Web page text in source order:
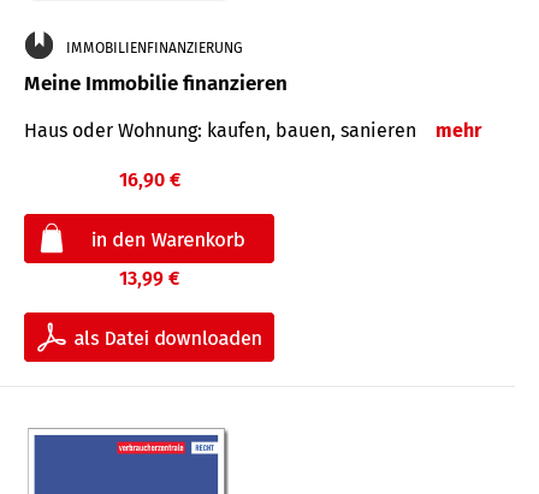
IMMOBILIENFINANZIERUNG
Meine Immobilie finanzieren
Haus oder Wohnung: kaufen, bauen, sanieren mehr
16,90 €
13,99 €